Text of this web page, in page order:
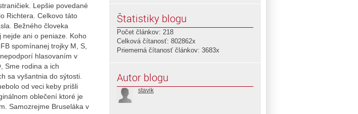
Lepšie povedané
Richtera. Celkovo táto
Bežného človeka
ani o peniaze. Koho
spomínanej trojky M, S,
hlasovaním v
Sme rodina a ich
sa vyšantnia do sýtosti.
od veci keby prišli
oblečení ktoré je
Samozrejme Bruseláka v
Štatistiky blogu
Počet článkov: 218
Celková čítanosť: 802862x
Priemerná čítanosť článkov: 3683x
Autor blogu
stavik